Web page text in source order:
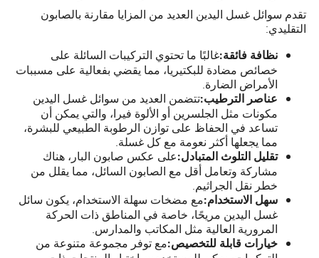
تقدم سوائل غسل اليدين العديد من المزايا مقارنة بالصابون
التقليدي:
نظافة فائقة:غالبًا ما تحتوي التركيبات السائلة على
خصائص مضادة للبكتيريا، مما يقضي بفعالية على مسببات
الأمراض الضارة.
عناصر الترطيب:تتضمن العديد من سوائل غسل اليدين
مكونات مثل الجلسرين أو الألوة فيرا، والتي يمكن أن
تساعد في الحفاظ على توازن الرطوبة الطبيعي للبشرة،
مما يجعلها أكثر نعومة مع كل غسلة.
تقليل التلوث المتبادل:على عكس صابون البار، هناك
مشاركة وتعامل أقل مع الصابون السائل، مما يقلل من
خطر نقل الجراثيم.
سهل الاستخدام:مع مضخات سهلة الاستخدام، يكون سائل
غسل اليدين مريحًا، خاصة في المناطق ذات الحركة
المرورية العالية مثل المكاتب والمدارس.
خيارات قابلة للتخصيص:مع توفر مجموعة متنوعة من